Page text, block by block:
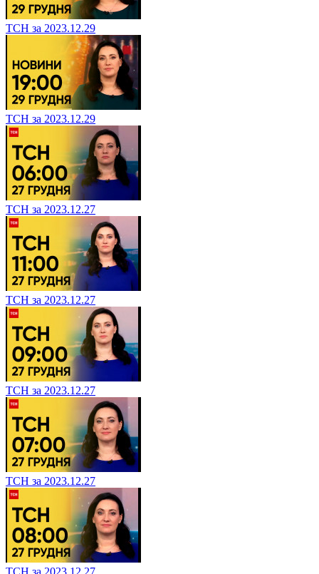
ТСН за 2023.12.29
ТСН за 2023.12.29
ТСН за 2023.12.27
ТСН за 2023.12.27
ТСН за 2023.12.27
ТСН за 2023.12.27
ТСН за 2023.12.27